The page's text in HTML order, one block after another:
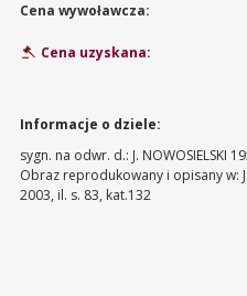
Cena wywoławcza:
Cena uzyskana:
Informacje o dziele:
sygn. na odwr. d.: J. NOWOSIELSKI
Obraz reprodukowany i opisany w:
2003, il. s. 83, kat.132